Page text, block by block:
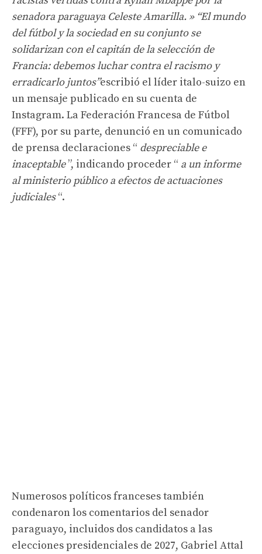
senadora paraguaya Celeste Amarilla. » “El mundo
del fútbol y la sociedad en su conjunto se
solidarizan con el capitán de la selección de
Francia: debemos luchar contra el racismo y
erradicarlo juntos”escribió el líder italo-suizo en
un mensaje publicado en su cuenta de
Instagram. La Federación Francesa de Fútbol
(FFF), por su parte, denunció en un comunicado
de prensa declaraciones “ despreciable e
inaceptable”, indicando proceder “ a un informe
al ministerio público a efectos de actuaciones
judiciales“.
Numerosos políticos franceses también
condenaron los comentarios del senador
paraguayo, incluidos dos candidatos a las
elecciones presidenciales de 2027, Gabriel Attal